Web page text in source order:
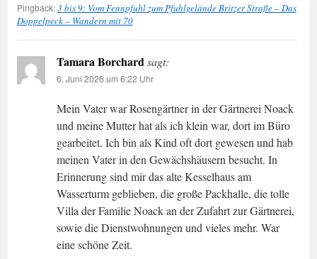
Pingback:3 bis 9: Vom Fennpfuhl zum Pfuhlgelände Britzer Straße – Das
Doppelpeck – Wandern mit 70
Tamara Borchardsagt:
6. Juni 2026 um 6:22 Uhr
Mein Vater war Rosengärtner in der Gärtnerei Noack
und meine Mutter hat als ich klein war, dort im Büro
gearbeitet. Ich bin als Kind oft dort gewesen und hab
meinen Vater in den Gewächshäusern besucht. In
Erinnerung sind mir das alte Kesselhaus am
Wasserturm geblieben, die große Packhalle, die tolle
Villa der Familie Noack an der Zufahrt zur Gärtnerei,
sowie die Dienstwohnungen und vieles mehr. War
eine schöne Zeit.